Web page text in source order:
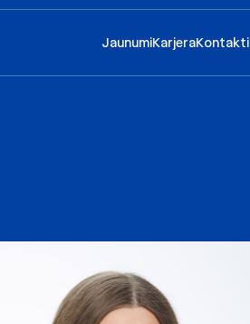
JaunumiKarjeraKontakti